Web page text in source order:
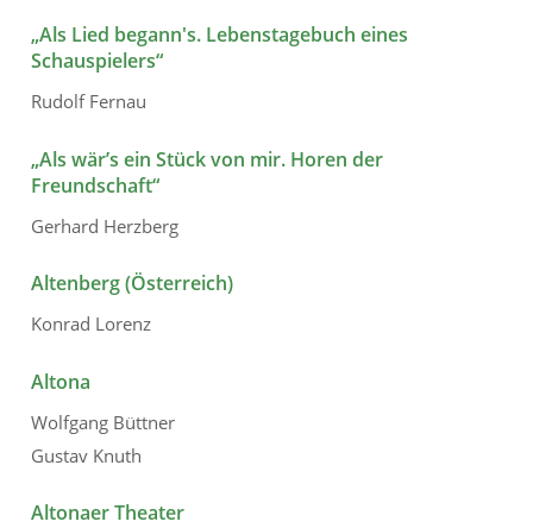
„Als Lied begann's. Lebenstagebuch eines
Schauspielers“
Rudolf Fernau
„Als wär’s ein Stück von mir. Horen der
Freundschaft“
Gerhard Herzberg
Altenberg (Österreich)
Konrad Lorenz
Altona
Wolfgang Büttner
Gustav Knuth
Altonaer Theater